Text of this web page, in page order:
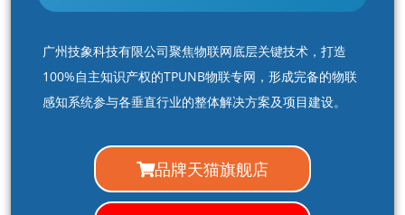
广州技象科技有限公司聚焦物联网底层关键技术，打造
100%自主知识产权的TPUNB物联专网，形成完备的物联
感知系统参与各垂直行业的整体解决方案及项目建设。
品牌天猫旗舰店